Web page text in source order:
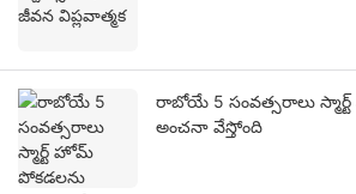
రాబోయే 5 సంవత్సరాలు
అంచనా వేస్తోంది